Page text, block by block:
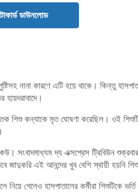
ডাউনলোড
নানা কারণে এটি হয়ে থাকে। কিন্তু
শিশু কন্যাকে মৃত ঘোষণা করেছিল। ওই
সংবাদমাধ্যম দ্য এক্সপ্রেস ট্রিবিউন
এই আনন্দের খুব বেশি স্থায়ী হয়নি
গেলেও হাসপাতালের কর্মীরা শিশুটিকে